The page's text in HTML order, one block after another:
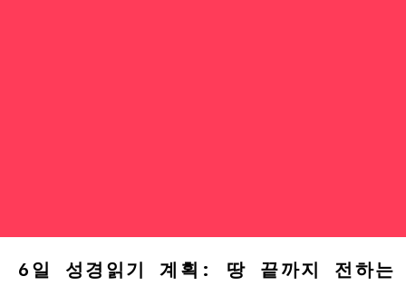
6일 성경읽기 계획: 땅 끝까지 전하는